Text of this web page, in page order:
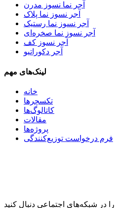
آجر نما نسوز مدرن
آجر نسوز نما پلاک
آجر نسوز نما رستیک
آجر نسوز نما صخره‌ای
آجر نسوز کف
آجر دکوراتیو
لینک‌های مهم
خانه
تکسچرها
کاتالوگ‌ها
مقالات
پروژه‌ها
فرم درخواست توزیع‌کنندگی